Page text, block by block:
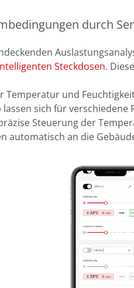
durch
Steckdosen.
Temperatur und
lassen sich für
Steuerung der
automatisch an die